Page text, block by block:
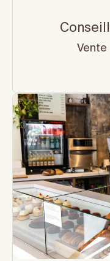
Vente